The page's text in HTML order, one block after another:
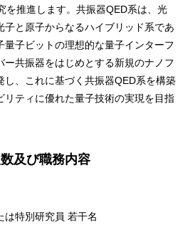
を推進します。共振器QED系は、光
子と原子からなるハイブリッド系であ
量子ビットの理想的な量子インターフ
ー共振器をはじめとする新規のナノフ
し、これに基づく共振器QED系を構築
リティに優れた量子技術の実現を目指
及び職務内容
は特別研究員 若干名